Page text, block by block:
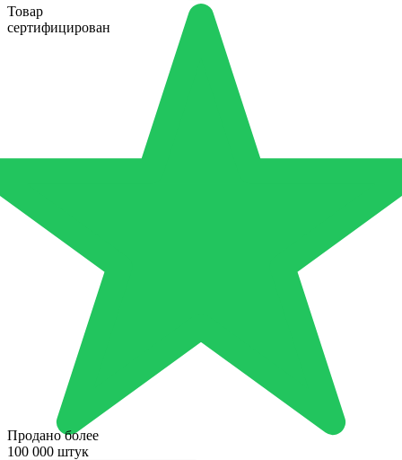
Товар
сертифицирован
Продано более
100 000 штук